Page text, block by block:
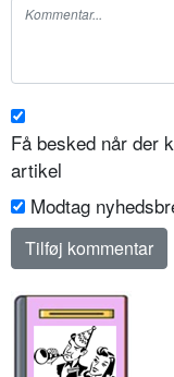
Få besked når der
artikel
Modtag